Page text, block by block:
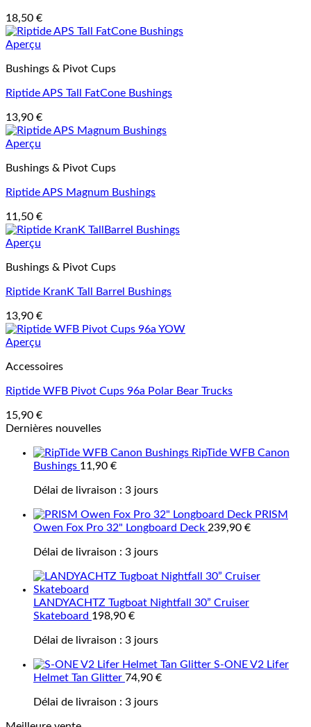
18,50 €
Aperçu
Bushings & Pivot Cups
Riptide APS Tall FatCone Bushings
13,90 €
Aperçu
Bushings & Pivot Cups
Riptide APS Magnum Bushings
11,50 €
Aperçu
Bushings & Pivot Cups
Riptide KranK Tall Barrel Bushings
13,90 €
Aperçu
Accessoires
Riptide WFB Pivot Cups 96a Polar Bear Trucks
15,90 €
Dernières nouvelles
RipTide WFB Canon
Bushings 11,90 €
Délai de livraison : 3 jours
PRISM
Owen Fox Pro 32" Longboard Deck 239,90 €
Délai de livraison : 3 jours
LANDYACHTZ Tugboat Nightfall 30” Cruiser
Skateboard 198,90 €
Délai de livraison : 3 jours
S-ONE V2 Lifer
Helmet Tan Glitter 74,90 €
Délai de livraison : 3 jours